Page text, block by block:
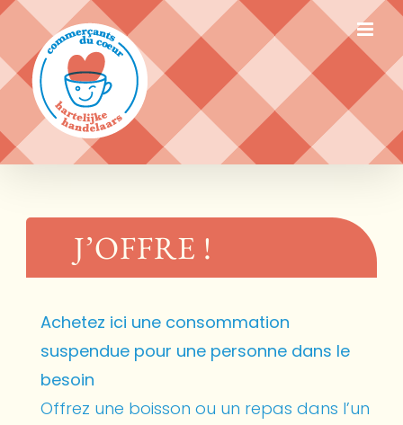
Passer
contenu
J’OFFRE !
Achetez ici une consommation
suspendue pour une personne dans le
besoin
Offrez une boisson ou un repas dans l’un